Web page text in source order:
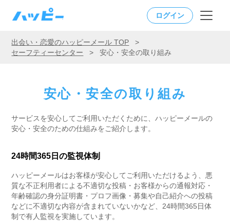
ログイン
出会い・恋愛のハッピーメール TOP
>
セーフティーセンター
> 安心・安全の取り組み
安心・安全の取り組み
サービスを安心してご利用いただくために、ハッピーメールの
安心・安全のための仕組みをご紹介します。
24時間365日の監視体制
ハッピーメールはお客様が安心してご利用いただけるよう、悪
質な不正利用者による不適切な投稿・お客様からの通報対応・
年齢確認の身分証明書・プロフ画像・募集や自己紹介への投稿
などに不適切な内容が含まれていないかなど、24時間365日体
制で有人監視を実施しています。